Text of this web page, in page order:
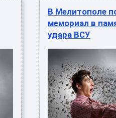
В Мелитополе
мемориал в
удара ВСУ